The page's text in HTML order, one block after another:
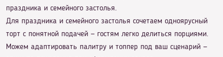
праздника и семейного застолья.
Для праздника и семейного застолья сочетаем одноярусный
торт с понятной подачей — гостям легко делиться порциями.
Можем адаптировать палитру и топпер под ваш сценарий —